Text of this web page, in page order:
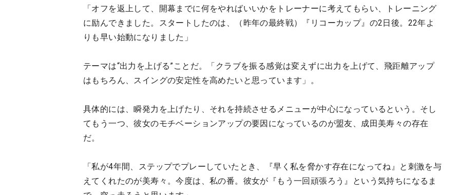
「オフを返上して、開幕までに何をやればいいかをトレーナーに考えてもらい、トレーニング
に励んできました。スタートしたのは、（昨年の最終戦）『リコーカップ』の2日後。22年よ
りも早い始動になりました」
テーマは“出力を上げる”ことだ。「クラブを振る感覚は変えずに出力を上げて、飛距離アップ
はもちろん、スイングの安定性を高めたいと思っています」。
具体的には、瞬発力を上げたり、それを持続させるメニューが中心になっているという。そし
てもう一つ、彼女のモチベーションアップの要因になっているのが盟友、成田美寿々の存在
だ。
「私が4年間、ステップでプレーしていたとき、『早く私を脅かす存在になってね』と刺激を与
えてくれたのが美寿々。今度は、私の番。彼女が『もう一回頑張ろう』という気持ちになるま